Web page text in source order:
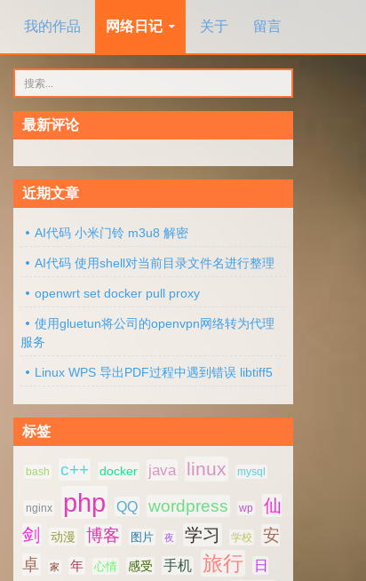
我的作品 网络日记 关于 留言
索：
最新评论
近期文章
AI代码 小米门铃 m3u8 解密
AI代码 使用shell对当前目录文件名进行整理
openwrt set docker pull proxy
使用gluetun将公司的openvpn网络转为代理
服务
Linux WPS 导出PDF过程中遇到错误 libtiff5
标签
bash c++ docker java linux mysql
nginx php QQ wordpress wp
仙
剑
动漫 博客 图片 夜 学习 学校
安
卓
家 年 心情 感受 手机 旅行 日